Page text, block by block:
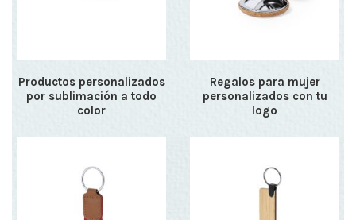
Productos personalizados
por sublimación a todo
color
Regalos para mujer
personalizados con tu
logo